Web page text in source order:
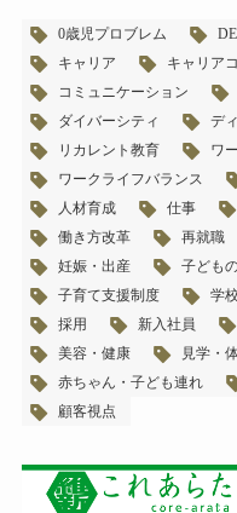
0歳児プロブレム
キャリア
キャリア
コミュニケーション
ダイバーシティ
デ
リカレント教育
ワ
ワークライフバランス
人材育成
仕事
働き方改革
再就職
妊娠・出産
子ども
子育て支援制度
学
採用
新入社員
美容・健康
見学・
赤ちゃん・子ども連れ
顧客視点